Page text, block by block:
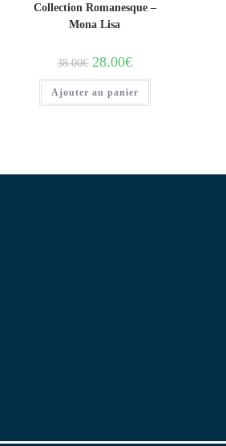
Collection Romanesque –
Mona Lisa
38.00€ 28.00€
Ajouter au panier